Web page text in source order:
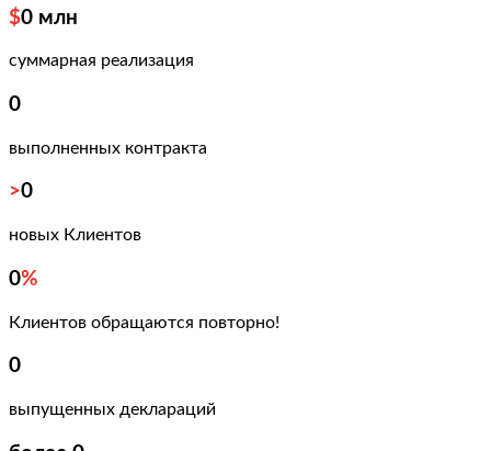
$0 млн
суммарная реализация
0
выполненных контракта
>0
новых Клиентов
0%
Клиентов обращаются повторно!
0
выпущенных деклараций